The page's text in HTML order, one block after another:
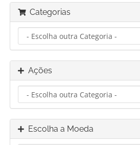
Categorias
Ações
Escolha a Moeda